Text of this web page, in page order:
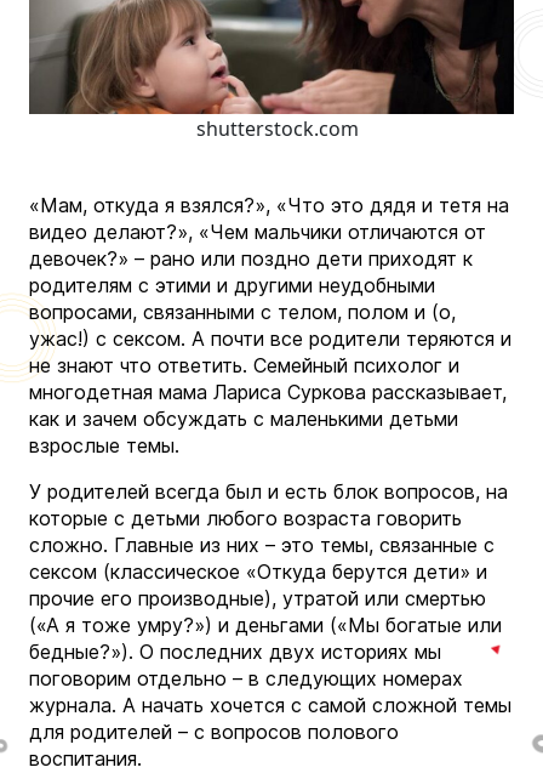
shutterstock.com
«Мам, откуда я взялся?», «Что это дядя и тетя на
видео делают?», «Чем мальчики отличаются от
девочек?» – рано или поздно дети приходят к
родителям с этими и другими неудобными
вопросами, связанными с телом, полом и (о,
ужас!) с сексом. А почти все родители теряются и
не знают что ответить. Семейный психолог и
многодетная мама Лариса Суркова рассказывает,
как и зачем обсуждать с маленькими детьми
взрослые темы.
У родителей всегда был и есть блок вопросов, на
которые с детьми любого возраста говорить
сложно. Главные из них – это темы, связанные с
сексом (классическое «Откуда берутся дети» и
прочие его производные), утратой или смертью
(«А я тоже умру?») и деньгами («Мы богатые или
бедные?»). О последних двух историях мы
поговорим отдельно – в следующих номерах
журнала. А начать хочется с самой сложной темы
для родителей – с вопросов полового
воспитания.